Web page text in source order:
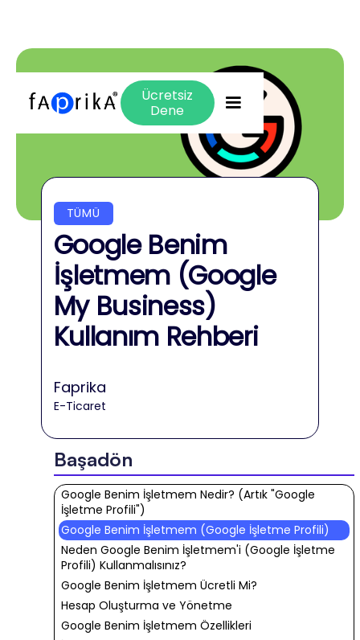
Ücretsiz
Dene
TÜMÜ
Google Benim
İşletmem (Google
My Business)
Kullanım Rehberi
Faprika
E-Ticaret
Başadön
Google Benim İşletmem Nedir? (Artık "Google
İşletme Profili")
Google Benim İşletmem (Google İşletme Profili)
Neden Google Benim İşletmem'i (Google İşletme
Profili) Kullanmalısınız?
Google Benim İşletmem Ücretli Mi?
Hesap Oluşturma ve Yönetme
Google Benim İşletmem Özellikleri